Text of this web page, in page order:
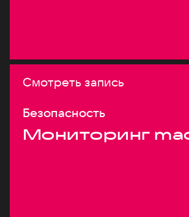
Смотреть запись
Безопасность
Мониторинг